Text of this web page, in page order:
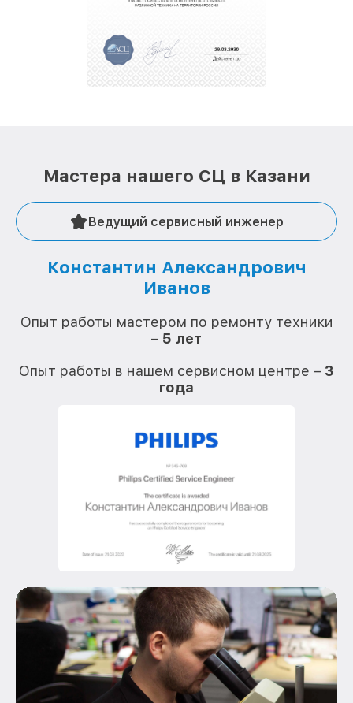
Мастера нашего СЦ в Казани
Ведущий сервисный инженер
Константин Александрович
Иванов
Опыт работы мастером по ремонту техники
– 5 лет
Опыт работы в нашем сервисном центре – 3
года